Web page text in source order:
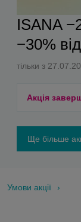
ISANA
−30%
тільки з
Акція
Ще більше
Умови акції